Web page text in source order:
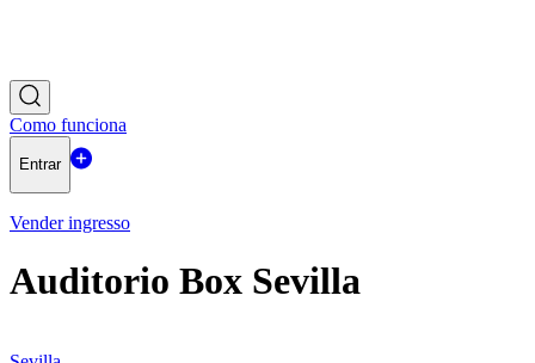
Como funciona
Entrar
Vender ingresso
Auditorio Box Sevilla